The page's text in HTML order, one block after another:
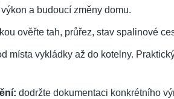
a budoucí změny domu.
ověřte tah, průřez, stav spalinové
místa vykládky až do kotelny.
dodržte dokumentaci konkrétního